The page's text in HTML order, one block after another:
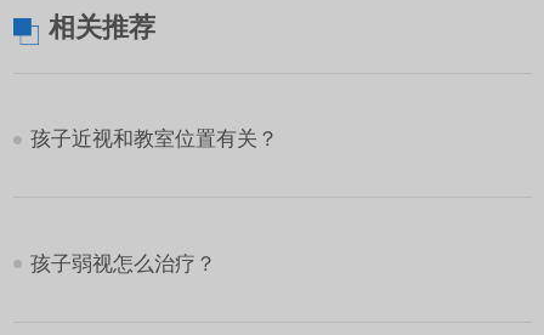
相关推荐
孩子近视和教室位置有关？
孩子弱视怎么治疗？